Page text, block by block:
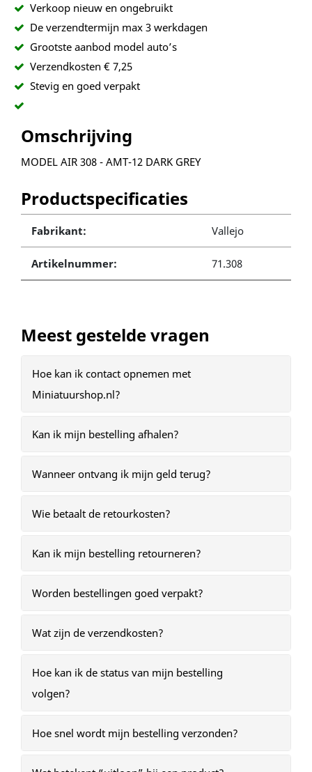
Verkoop nieuw en ongebruikt
De verzendtermijn max 3 werkdagen
Grootste aanbod model auto’s
Verzendkosten € 7,25
Stevig en goed verpakt
Omschrijving
MODEL AIR 308 - AMT-12 DARK GREY
Productspecificaties
Fabrikant: Vallejo
Artikelnummer: 71.308
Meest gestelde vragen
Hoe kan ik contact opnemen met
Miniatuurshop.nl?
Kan ik mijn bestelling afhalen?
Wanneer ontvang ik mijn geld terug?
Wie betaalt de retourkosten?
Kan ik mijn bestelling retourneren?
Worden bestellingen goed verpakt?
Wat zijn de verzendkosten?
Hoe kan ik de status van mijn bestelling
volgen?
Hoe snel wordt mijn bestelling verzonden?